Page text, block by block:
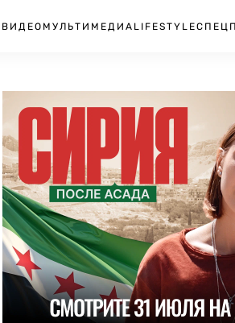
ВИДЕО МУЛЬТИМЕДИА LIFESTYLE